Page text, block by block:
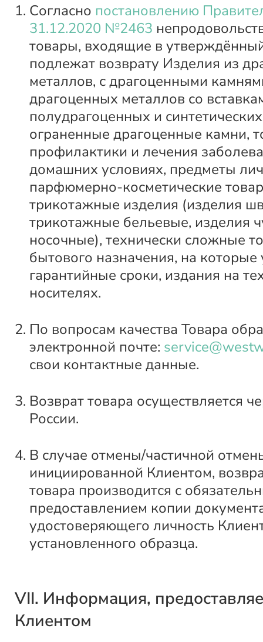
Согласно постановлению
31.12.2020 №2463
товары, входящие в
подлежат возврату Изделия из
металлов, с драгоценными
драгоценных металлов со
полудрагоценных и
ограненные драгоценные камни,
профилактики и лечения
домашних условиях, предметы
парфюмерно-косметические
трикотажные изделия (изделия
трикотажные бельевые, изделия
носочные), технически сложные
бытового назначения, на которые
гарантийные сроки, издания на
носителях.
По вопросам качества Товара
электронной почте:
свои контактные данные.
Возврат товара осуществляется
России.
В случае отмены/частичной
инициированной Клиентом,
товара производится с
предоставлением копии
удостоверяющего личность
установленного образца.
VII. Информация,
Клиентом